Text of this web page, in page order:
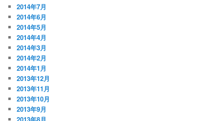
2014年7月
2014年6月
2014年5月
2014年4月
2014年3月
2014年2月
2014年1月
2013年12月
2013年11月
2013年10月
2013年9月
2013年8月